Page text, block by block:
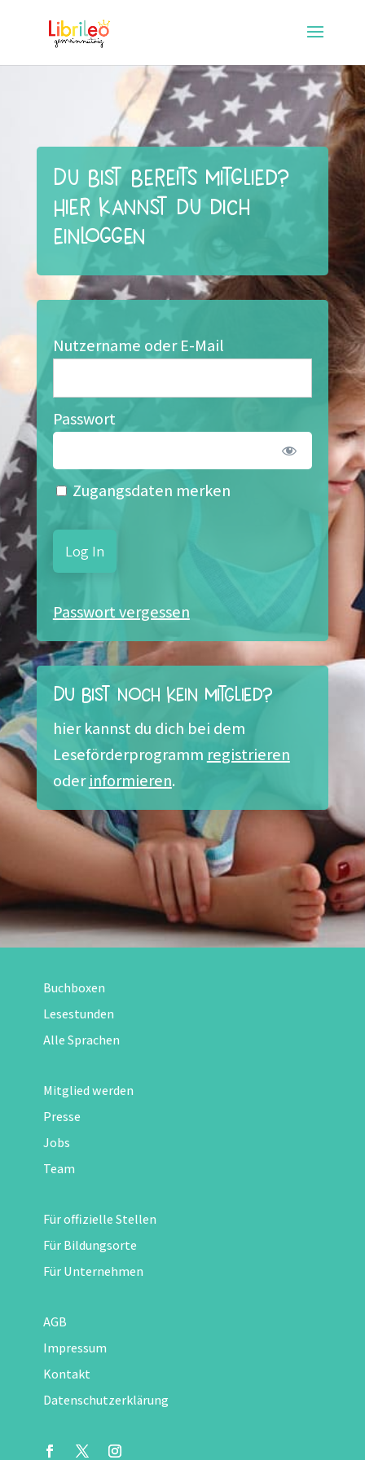
Du bist bereits Mitglied?
Hier kannst du dich
einloggen
Nutzername oder E-Mail
Passwort
Zugangsdaten merken
Passwort vergessen
Du bist noch kein Mitglied?
hier kannst du dich bei dem
Leseförderprogramm registrieren
oderinformieren.
Buchboxen
Lesestunden
Alle Sprachen
Mitglied werden
Presse
Jobs
Team
Für offizielle Stellen
Für Bildungsorte
Für Unternehmen
AGB
Impressum
Kontakt
Datenschutzerklärung